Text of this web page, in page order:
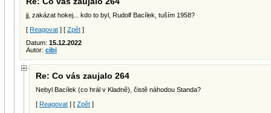
jj, zakázat hokej... kdo to byl, Rudolf Bacílek, tuším 1958?
[ Reagovat ] [ Zpět ]
Datum: 15.12.2022
Autor: cibi
Re: Co vás zaujalo 264
Nebyl Bacílek (co hrál v Kladně), čistě náhodou Standa?
[ Reagovat ] [ Zpět ]